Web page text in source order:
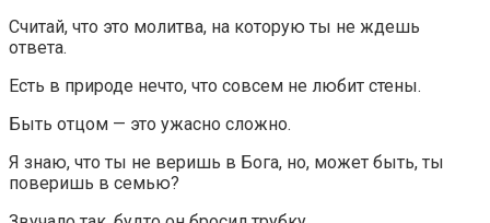
Считай, что это молитва, на которую ты не ждешь
ответа.
Есть в природе нечто, что совсем не любит стены.
Быть отцом — это ужасно сложно.
Я знаю, что ты не веришь в Бога, но, может быть, ты
поверишь в семью?